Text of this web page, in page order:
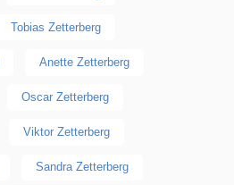
Tobias Zetterberg
Anette Zetterberg
Oscar Zetterberg
Viktor Zetterberg
Sandra Zetterberg